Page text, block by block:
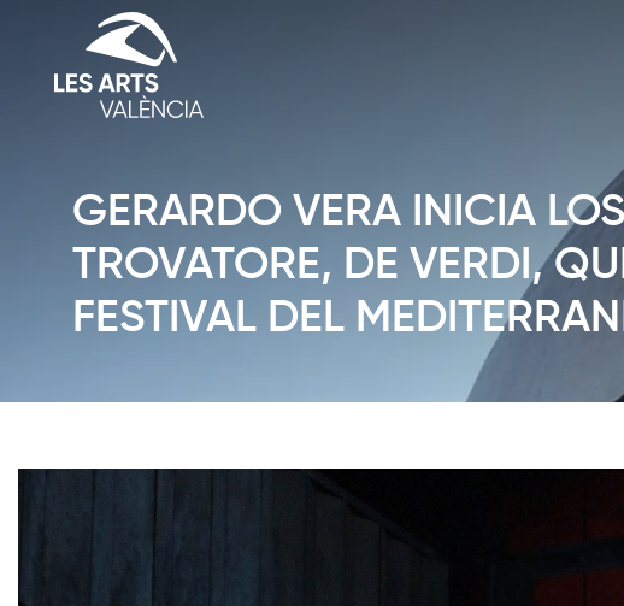
GERARDO VERA INICIA
TROVATORE, DE VERDI,
FESTIVAL DEL MEDITERRANI